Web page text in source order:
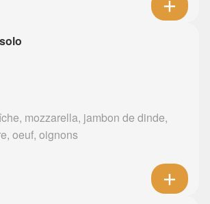
mozzarella, jambon de dinde,
oeuf, oignons